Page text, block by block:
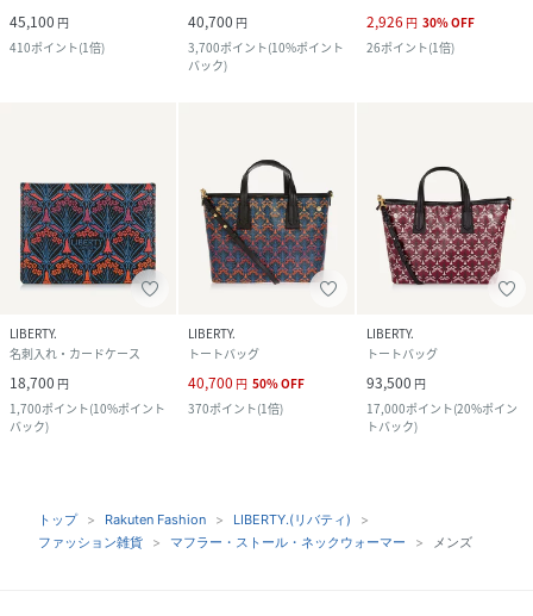
45,100 円
410ポイント(1倍)
40,700 円
3,700ポイント(10%ポイント
バック)
2,926 円 30%OFF
26ポイント(1倍)
LIBERTY.
名刺入れ・カードケース
18,700 円
1,700ポイント(10%ポイント
バック)
LIBERTY.
トートバッグ
40,700 円 50%OFF
370ポイント(1倍)
LIBERTY.
トートバッグ
93,500 円
17,000ポイント(20%ポイン
トバック)
トップ Rakuten Fashion
LIBERTY.(リバティ)
ファッション雑貨
マフラー・ストール・ネックウォーマー メンズ